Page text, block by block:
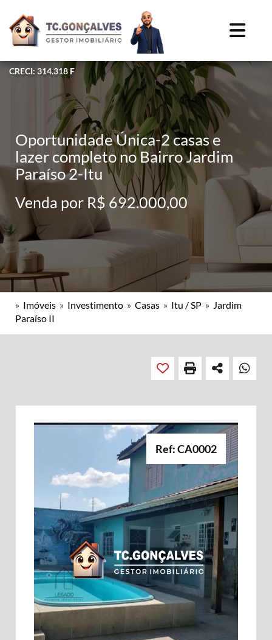
CRECI: 314.318 F
Oportunidade Única-2 casas e
lazer completo no Bairro Jardim
Paraíso 2-Itu
Venda por R$ 692.000,00
» Imóveis » Investimento » Casas » Itu / SP » Jardim
Paraíso II
Ref: CA0002